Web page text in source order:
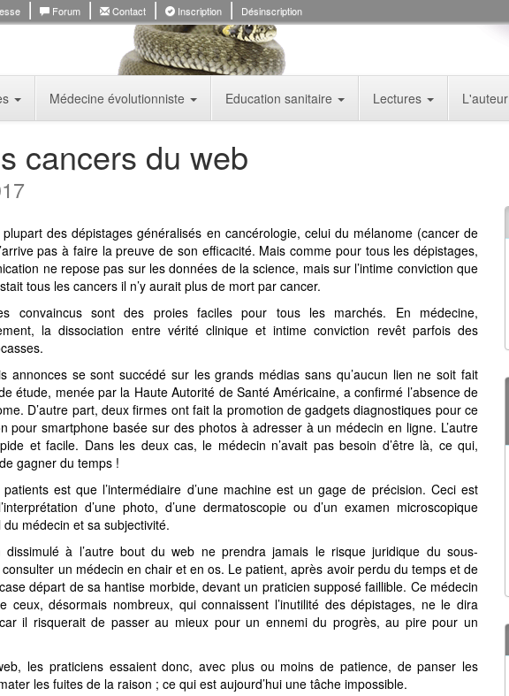
Forum Contact Inscription Désinscription
Médecine évolutionniste Education sanitaire Lectures L'auteur
cancers du web
des dépistages généralisés en cancérologie, celui du mélanome (cancer de
pas à faire la preuve de son efficacité. Mais comme pour tous les dépistages,
ne repose pas sur les données de la science, mais sur l’intime conviction que
tous les cancers il n’y aurait plus de mort par cancer.
convaincus sont des proies faciles pour tous les marchés. En médecine,
la dissociation entre vérité clinique et intime conviction revêt parfois des
annonces se sont succédé sur les grands médias sans qu’aucun lien ne soit fait
étude, menée par la Haute Autorité de Santé Américaine, a confirmé l’absence de
D’autre part, deux firmes ont fait la promotion de gadgets diagnostiques pour ce
pour smartphone basée sur des photos à adresser à un médecin en ligne. L’autre
et facile. Dans les deux cas, le médecin n’avait pas besoin d’être là, ce qui,
gagner du temps !
est que l’intermédiaire d’une machine est un gage de précision. Ceci est
d’une photo, d’une dermatoscopie ou d’un examen microscopique
médecin et sa subjectivité.
à l’autre bout du web ne prendra jamais le risque juridique du sous-
un médecin en chair et en os. Le patient, après avoir perdu du temps et de
départ de sa hantise morbide, devant un praticien supposé faillible. Ce médecin
ceux, désormais nombreux, qui connaissent l’inutilité des dépistages, ne le dira
il risquerait de passer au mieux pour un ennemi du progrès, au pire pour un
les praticiens essaient donc, avec plus ou moins de patience, de panser les
les fuites de la raison ; ce qui est aujourd’hui une tâche impossible.